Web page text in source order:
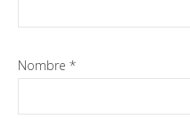
Nombre *